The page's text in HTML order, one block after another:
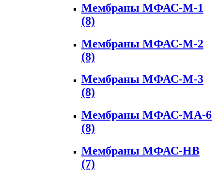
Мембраны МФАС-М-1
(8)
Мембраны МФАС-М-2
(8)
Мембраны МФАС-М-3
(8)
Мембраны МФАС-МА-6
(8)
Мембраны МФАС-НВ
(7)